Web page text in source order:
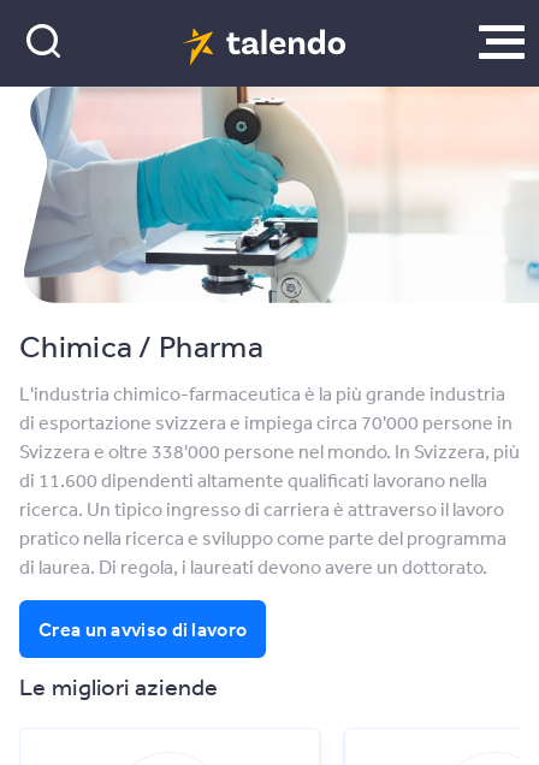
Chimica / Pharma
L'industria chimico-farmaceutica è la più grande industria
di esportazione svizzera e impiega circa 70'000 persone in
Svizzera e oltre 338'000 persone nel mondo. In Svizzera, più
di 11.600 dipendenti altamente qualificati lavorano nella
ricerca. Un tipico ingresso di carriera è attraverso il lavoro
pratico nella ricerca e sviluppo come parte del programma
di laurea. Di regola, i laureati devono avere un dottorato.
Crea un avviso di lavoro
Le migliori aziende